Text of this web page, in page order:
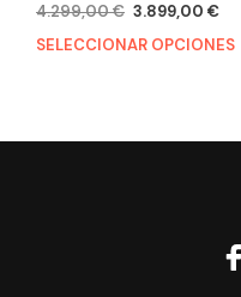
4.299,00€ 3.899,00 €
SELECCIONAR OPCIONES